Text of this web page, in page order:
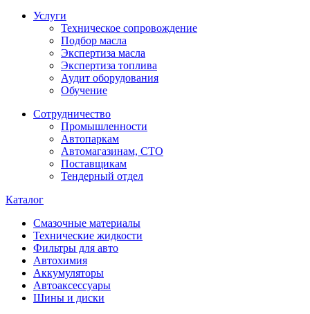
Услуги
Техническое сопровождение
Подбор масла
Экспертиза масла
Экспертиза топлива
Аудит оборудования
Обучение
Сотрудничество
Промышленности
Автопаркам
Автомагазинам, СТО
Поставщикам
Тендерный отдел
Каталог
Смазочные материалы
Технические жидкости
Фильтры для авто
Автохимия
Аккумуляторы
Автоаксессуары
Шины и диски